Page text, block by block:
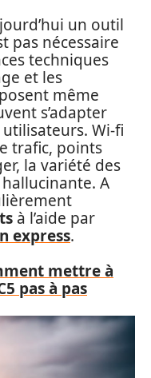
un outil
pas nécessaire
techniques
et les
même
s’adapter
Wi-fi
trafic, points
la variété des
A
à l’aide par
express.
mettre à
pas à pas